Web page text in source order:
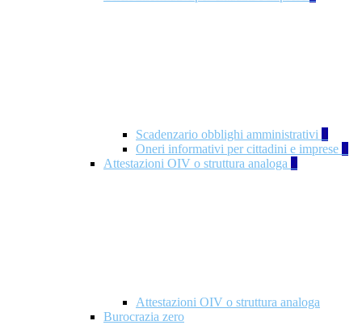
Scadenzario obblighi amministrativi 1
Oneri informativi per cittadini e imprese 1
Attestazioni OIV o struttura analoga 2
Attestazioni OIV o struttura analoga
Burocrazia zero